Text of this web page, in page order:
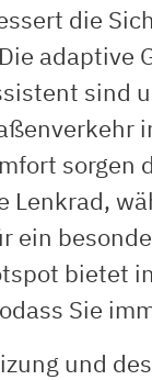
die
adaptive
sind
sorgen
ein
bietet
Sie
und